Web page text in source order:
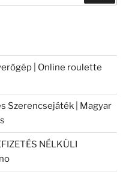
| Online roulette
Szerencsejáték | Magyar
NÉLKÜLI